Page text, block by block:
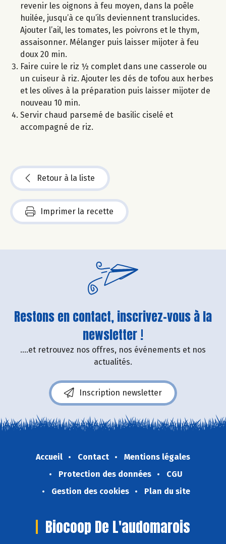
revenir les oignons à feu moyen, dans la poêle
huilée, jusqu’à ce qu’ils deviennent translucides.
Ajouter l’ail, les tomates, les poivrons et le thym,
assaisonner. Mélanger puis laisser mijoter à feu
doux 20 min.
Faire cuire le riz ½ complet dans une casserole ou
un cuiseur à riz. Ajouter les dés de tofou aux herbes
et les olives à la préparation puis laisser mijoter de
nouveau 10 min.
Servir chaud parsemé de basilic ciselé et
accompagné de riz.
Retour à la liste
Imprimer la recette
Restons en contact, inscrivez-vous à la
newsletter !
....et retrouvez nos offres, nos événements et nos
actualités.
Inscription newsletter
Accueil Contact
Mentions légales
Protection des données
CGU
Gestion des cookies
Plan du site
Biocoop De L'audomarois